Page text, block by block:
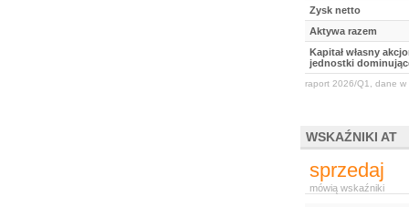
Zysk netto
Aktywa razem
Kapitał własny
jednostki
raport 2026/Q1, dane w
WSKAŹNIKI AT
sprzedaj
mówią wskaźniki